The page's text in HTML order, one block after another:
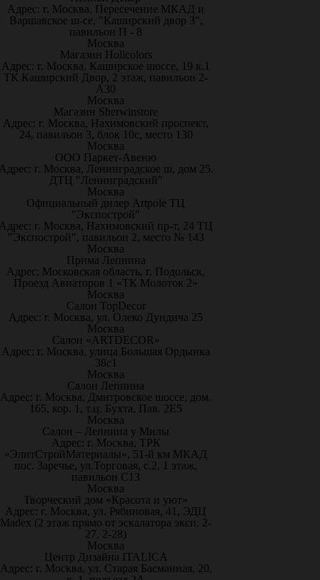
Адрес: г. Москва, Пересечение МКАД и
Варшавское ш-се, "Каширский двор 3",
павильон П - 8
Москва
Магазин Holicolors
Адрес: г. Москва, Каширское шоссе, 19 к.1
ТК Каширский Двор, 2 этаж, павильон 2-
А30
Москва
Магазин Sherwinstore
Адрес: г. Москва, Нахимовский проспект,
24, павильон 3, блок 10с, место 130
Москва
ООО Паркет-Авeню
г. Москва, Ленинградское ш, дом 25.
ДТЦ "Ленинградский"
Москва
Официальный дилер Artpole ТЦ
"Экспострой"
г. Москва, Нахимовский пр-т, 24 ТЦ
"Экспострой", павильон 2, место № 143
Москва
Прима Лепнина
Адрес: Московская область, г. Подольск,
Проезд Авиаторов 1 «ТК Молоток 2»
Москва
Салон TopDecor
Адрес: г. Москва, ул. Олеко Дундича 25
Москва
Салон «ARTDECOR»
Адрес: г. Москва, улица Большая Ордынка
38с1
Москва
Салон Лепнина
Адрес: г. Москва, Дмитровское шоссе, дом.
165, кор. 1, т.ц. Бухта, Пав. 2Е5
Москва
Салон – Лепнина у Милы
Адрес: г. Москва, ТРК
«ЭлитСтройМатериалы», 51-й км МКАД
пос. Заречье, ул.Торговая, с.2, 1 этаж,
павильон С13
Москва
Творческий дом «Красота и уют»
Адрес: г. Москва, ул. Рябиновая, 41, ЭДЦ
Madex (2 этаж прямо от эскалатора эксп. 2-
27, 2-28)
Москва
Центр Дизайна ITALICA
Адрес: г. Москва, ул. Старая Басманная, 20,